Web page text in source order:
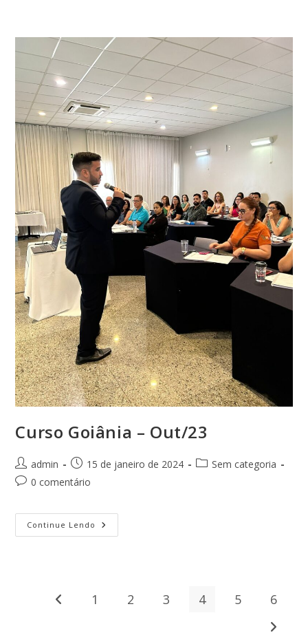
Curso Goiânia – Out/23
Autor
do
admin
Post
publicado:
15 de janeiro de 2024
Categoria
Sem categoria
Comentários
post:
0 comentário
Continue Lendo Curso
Goiânia
Ir para a página anterior
1 2 3 4 5 6
Ir para